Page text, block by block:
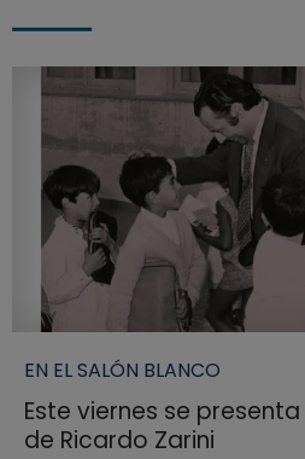
EN EL SALÓN BLANCO
Este viernes se
de Ricardo Zarini